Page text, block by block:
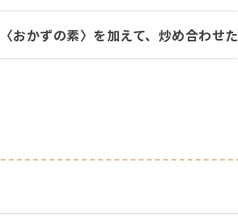
かずの素〉を加えて、炒め合わせた